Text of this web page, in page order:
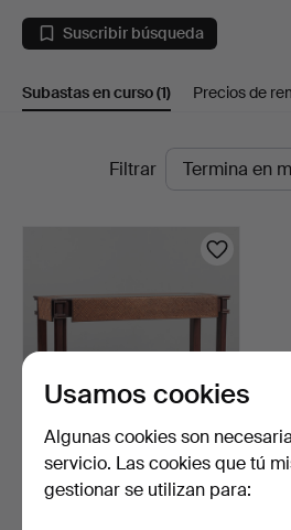
en
Stockholms
Suscribir búsqueda
Subastas en curso(1) Precios de
SubastasFiltrar
Mesa consola oriental,
madera, siglos XX/X…
Usamos cookies
Algunas cookies son
servicio. Las cookies que tú
gestionar se utilizan para: